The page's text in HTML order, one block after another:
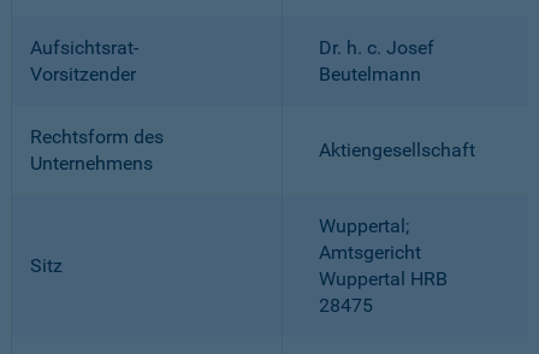
Aufsichtsrat-
Vorsitzender
Dr. h. c. Josef
Beutelmann
Rechtsform des
Unternehmens
Aktiengesellschaft
Sitz
Wuppertal;
Amtsgericht
Wuppertal HRB
28475